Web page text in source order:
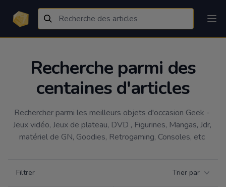
Recherche parmi des
centaines d'articles
Rechercher parmi les meilleurs objets d'occasion Geek -
Jeux vidéo, Jeux de plateau, DVD , Figurines, Mangas, Jdr,
matériel de GN, Goodies, Retrogaming, Consoles, etc
Filtrer Trier par